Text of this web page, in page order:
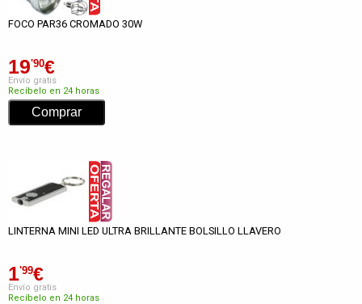
FOCO PAR36 CROMADO 30W
19'90€
Envío gratis
Recíbelo en 24 horas
LINTERNA MINI LED ULTRA BRILLANTE BOLSILLO LLAVERO
1'99€
Envío gratis
Recíbelo en 24 horas